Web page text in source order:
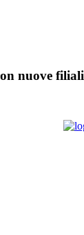
nuove filiali